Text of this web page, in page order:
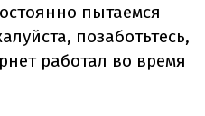
пытаемся
позаботьтесь,
работал во время